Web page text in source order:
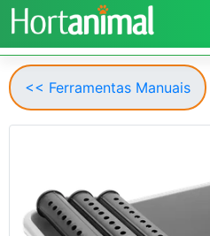
<< Ferramentas Manuais